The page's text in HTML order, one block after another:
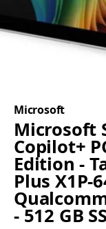
Microsoft
Microsoft
Copilot+
Edition -
Plus X1P-
- 512 GB